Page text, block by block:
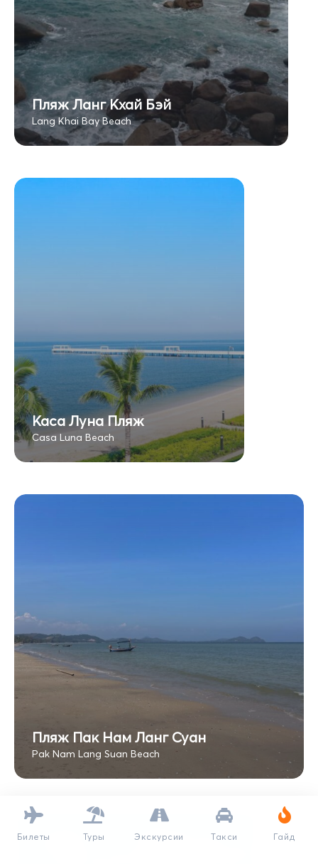
Пляж Ланг Кхай Бэй
Lang Khai Bay Beach
Каса Луна Пляж
Casa Luna Beach
Пляж Пак Нам Ланг Суан
Pak Nam Lang Suan Beach
Билеты Туры Экскурсии Такси Гайд